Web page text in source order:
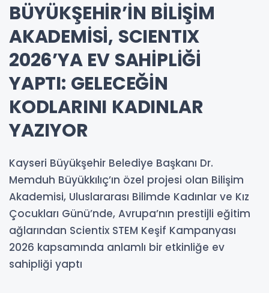
BÜYÜKŞEHİR’İN BİLİŞİM
AKADEMİSİ, SCIENTIX
2026’YA EV SAHİPLİĞİ
YAPTI: GELECEĞİN
KODLARINI KADINLAR
YAZIYOR
Kayseri Büyükşehir Belediye Başkanı Dr.
Memduh Büyükkılıç’ın özel projesi olan Bilişim
Akademisi, Uluslararası Bilimde Kadınlar ve Kız
Çocukları Günü’nde, Avrupa’nın prestijli eğitim
ağlarından Scientix STEM Keşif Kampanyası
2026 kapsamında anlamlı bir etkinliğe ev
sahipliği yaptı